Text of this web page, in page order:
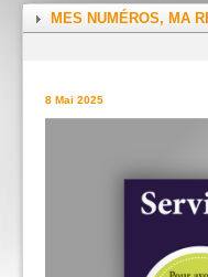
MES NUMÉROS, MA
8 Mai 2025